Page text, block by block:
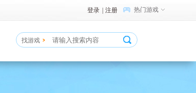
热门游戏
登录 注册
找游戏